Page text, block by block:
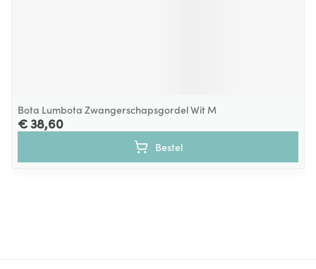
Bota Lumbota Zwangerschapsgordel Wit M
€ 38,60
Bestel